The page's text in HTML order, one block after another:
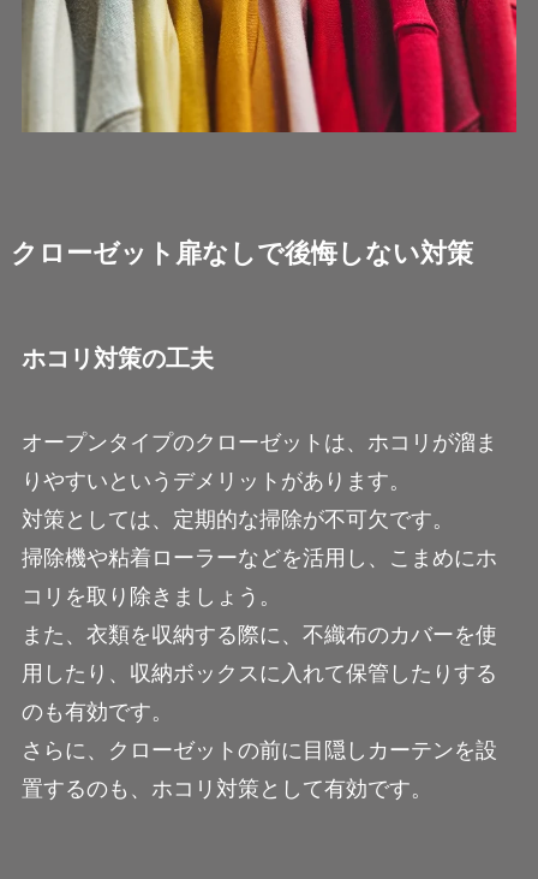
クローゼット扉なしで後悔しない対策
ホコリ対策の工夫
オープンタイプのクローゼットは、ホコリが溜ま
りやすいというデメリットがあります。
対策としては、定期的な掃除が不可欠です。
掃除機や粘着ローラーなどを活用し、こまめにホ
コリを取り除きましょう。
また、衣類を収納する際に、不織布のカバーを使
用したり、収納ボックスに入れて保管したりする
のも有効です。
さらに、クローゼットの前に目隠しカーテンを設
置するのも、ホコリ対策として有効です。